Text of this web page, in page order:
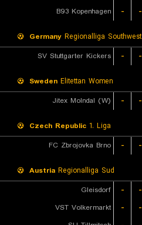
B93 Kopenhagen
- -
Germany Regionalliga Southwest
SV Stuttgarter Kickers
- -
Sweden Elitettan Women
Jitex Molndal (W)
- -
Czech Republic 1. Liga
FC Zbrojovka Brno
- -
Austria Regionalliga Sud
Gleisdorf
- -
VST Volkermarkt
- -